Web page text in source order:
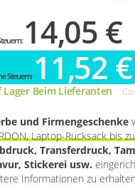
14,05 €
11,52 €
Lager Beim Lieferanten
und Firmengeschenke
Laptop-Rucksack bis
Transferdruck,
Stickerei usw.
Informationen zu